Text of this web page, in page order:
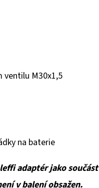
ventilu M30x1,5
na baterie
adaptér jako součást
v balení obsažen.